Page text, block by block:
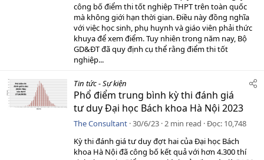
công bố điểm thi tốt nghiệp THPT trên toàn quốc
mà không giới hạn thời gian. Điều này đồng nghĩa
với việc học sinh, phụ huynh và giáo viên phải thức
khuya để xem điểm. Tuy nhiên trong năm nay, Bộ
GD&ĐT đã quy định cụ thể rằng điểm thi tốt
nghiệp...
Tin tức - Sự kiện
Phổ điểm trung bình kỳ thi đánh giá
tư duy Đại học Bách khoa Hà Nội 2023
The Consultant 30/6/23 2 min read Đọc 10,748
Kỳ thi đánh giá tư duy đợt hai của Đại học Bách
khoa Hà Nội đã công bố kết quả với hơn 4.300 thí